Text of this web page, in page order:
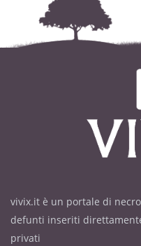
vivix.it è un portale di
defunti inseriti
privati